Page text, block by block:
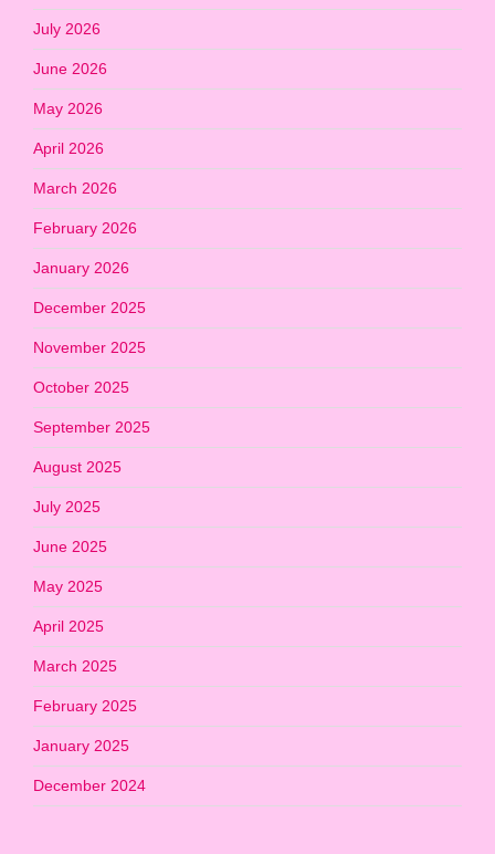
July 2026
June 2026
May 2026
April 2026
March 2026
February 2026
January 2026
December 2025
November 2025
October 2025
September 2025
August 2025
July 2025
June 2025
May 2025
April 2025
March 2025
February 2025
January 2025
December 2024